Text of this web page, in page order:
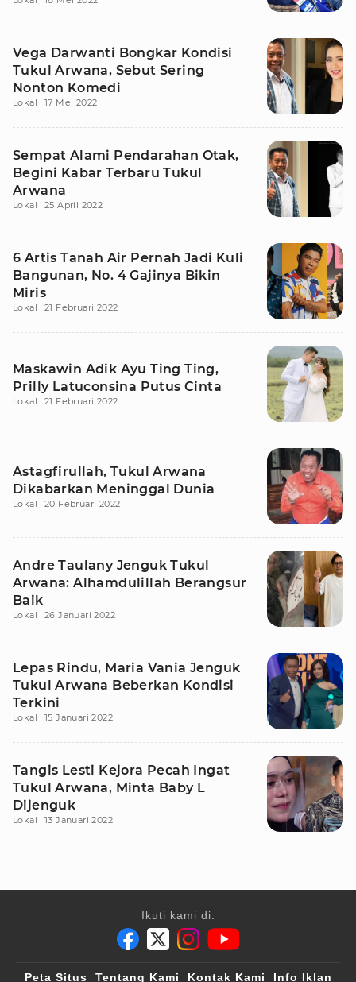
Vega Darwanti Bongkar Kondisi
Tukul Arwana, Sebut Sering
Nonton Komedi
Lokal 17 Mei 2022
Sempat Alami Pendarahan Otak,
Begini Kabar Terbaru Tukul
Arwana
Lokal 25 April 2022
6 Artis Tanah Air Pernah Jadi Kuli
Bangunan, No. 4 Gajinya Bikin
Miris
Lokal 21 Februari 2022
Maskawin Adik Ayu Ting Ting,
Prilly Latuconsina Putus Cinta
Lokal 21 Februari 2022
Astagfirullah, Tukul Arwana
Dikabarkan Meninggal Dunia
Lokal 20 Februari 2022
Andre Taulany Jenguk Tukul
Arwana: Alhamdulillah Berangsur
Baik
Lokal 26 Januari 2022
Lepas Rindu, Maria Vania Jenguk
Tukul Arwana Beberkan Kondisi
Terkini
Lokal 15 Januari 2022
Tangis Lesti Kejora Pecah Ingat
Tukul Arwana, Minta Baby L
Dijenguk
Lokal 13 Januari 2022
Ikuti kami di:
Peta Situs Tentang Kami Kontak Kami Info Iklan